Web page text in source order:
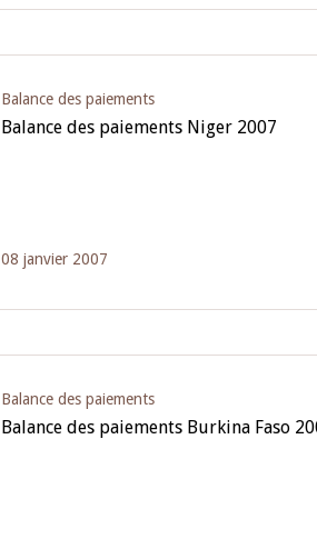
Balance des paiements
Balance des paiements Niger 2007
08 janvier 2007
Balance des paiements
Balance des paiements Burkina Faso